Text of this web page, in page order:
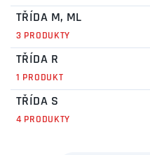
TŘÍDA M, ML
3 PRODUKTY
TŘÍDA R
1 PRODUKT
TŘÍDA S
4 PRODUKTY